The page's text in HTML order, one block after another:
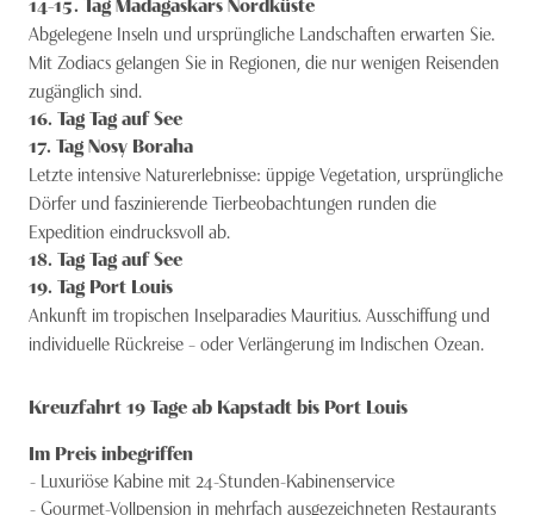
Abgelegene Inseln und ursprüngliche Landschaften erwarten Sie.
Mit Zodiacs gelangen Sie in Regionen, die nur wenigen Reisenden
zugänglich sind.
16. TagTag auf See
17. TagNosy Boraha
Letzte intensive Naturerlebnisse: üppige Vegetation, ursprüngliche
Dörfer und faszinierende Tierbeobachtungen runden die
Expedition eindrucksvoll ab.
18. TagTag auf See
19. Tag Port Louis
Ankunft im tropischen Inselparadies Mauritius. Ausschiffung und
individuelle Rückreise – oder Verlängerung im Indischen Ozean.
Kreuzfahrt 19 Tage ab Kapstadt bis Port Louis
Im Preis inbegriffen
Luxuriöse Kabine mit 24-Stunden-Kabinenservice
Gourmet-Vollpension in mehrfach ausgezeichneten Restaurants